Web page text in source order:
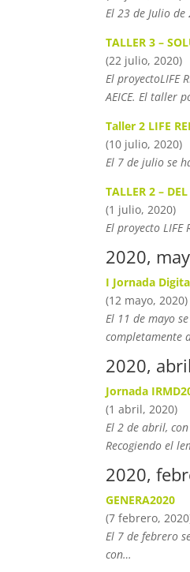
El 23 de Julio
TALLER 3 –
(22 julio, 2020)
El proyectoLIFE
AEICE. El taller
Taller 2 LIFE
(10 julio, 2020)
El 7 de julio se
TALLER 2 –
(1 julio, 2020)
El proyecto LIFE
2020,
I Jornada
(12 mayo, 2020)
El 11 de mayo
completamente
2020, abril
Jornada
(1 abril, 2020)
El 2 de abril,
Recogiendo el
2020,
GENERA2020
(7 febrero,
El 7 de febrero
con…